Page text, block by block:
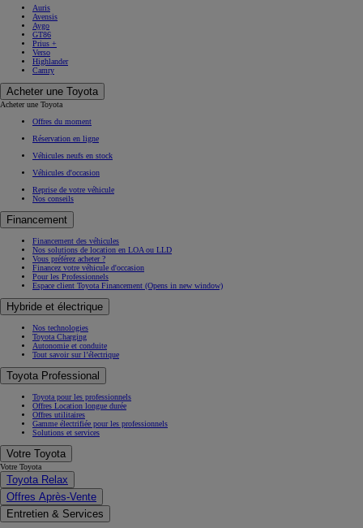
Auris
Avensis
Aygo
GT86
Prius +
Verso
Highlander
Camry
Acheter une Toyota
Acheter une Toyota
Offres du moment
Réservation en ligne
Véhicules neufs en stock
Véhicules d'occasion
Reprise de votre véhicule
Nos conseils
Financement
Financement des véhicules
Nos solutions de location en LOA ou LLD
Vous préférez acheter ?
Financez votre véhicule d'occasion
Pour les Professionnels
Espace client Toyota Financement (Opens in new window)
Hybride et électrique
Nos technologies
Toyota Charging
Autonomie et conduite
Tout savoir sur l’électrique
Toyota Professional
Toyota pour les professionnels
Offres Location longue durée
Offres utilitaires
Gamme électrifiée pour les professionnels
Solutions et services
Votre Toyota
Votre Toyota
Toyota Relax
Offres Après-Vente
Entretien & Services